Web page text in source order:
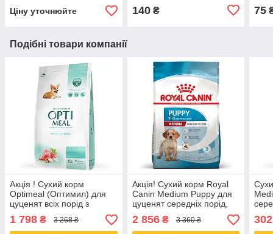
(13999)
Ціну уточнюйте 140₴ 75
Подібні товари компанії
Акція ! Сухий корм
Optimeal (Оптимил) для
цуценят всіх порід з
індичкою 12 КГ
1 798 ₴ 3 268 ₴
Акція! Сухий корм Royal
Canin Medium Puppy для
цуценят середніх порід,
12 кг + 3 кг у подарунок
2 856₴ 3 360 ₴
1.5
302